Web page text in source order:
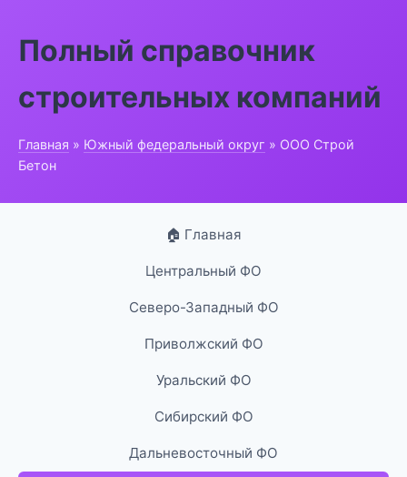
Полный справочник
строительных компаний
Главная » Южный федеральный округ » ООО Строй
Бетон
🏠 Главная
Центральный ФО
Северо-Западный ФО
Приволжский ФО
Уральский ФО
Сибирский ФО
Дальневосточный ФО